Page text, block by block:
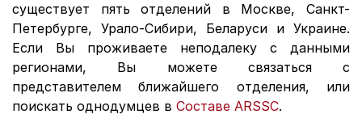
существует пять отделений в Москве, Санкт-
Петербурге, Урало-Сибири, Беларуси и Украине.
Если Вы проживаете неподалеку с данными
регионами, Вы можете связаться с
представителем ближайшего отделения, или
поискать однодумцев в Составе ARSSC.